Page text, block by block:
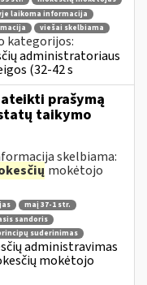
laikoma informacija
viešai skelbiama
kategorijos:
administratoriaus
(32-42 s
prašymą
taikymo
skelbiama:
mokėtojo
maį 37-1 str.
sandoris
suderinimas
administravimas
mokėtojo